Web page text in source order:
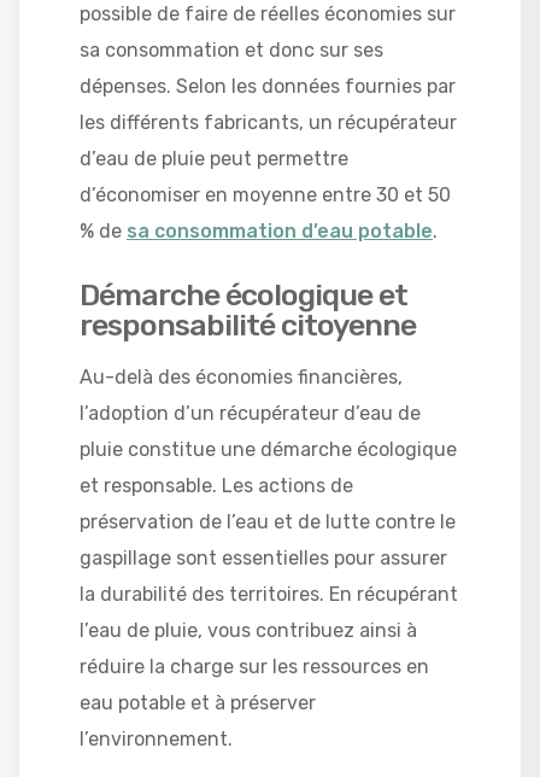
possible de faire de réelles économies sur
sa consommation et donc sur ses
dépenses. Selon les données fournies par
les différents fabricants, un récupérateur
d’eau de pluie peut permettre
d’économiser en moyenne entre 30 et 50
% de sa consommation d’eau potable.
Démarche écologique et
responsabilité citoyenne
Au-delà des économies financières,
l’adoption d’un récupérateur d’eau de
pluie constitue une démarche écologique
et responsable. Les actions de
préservation de l’eau et de lutte contre le
gaspillage sont essentielles pour assurer
la durabilité des territoires. En récupérant
l’eau de pluie, vous contribuez ainsi à
réduire la charge sur les ressources en
eau potable et à préserver
l’environnement.